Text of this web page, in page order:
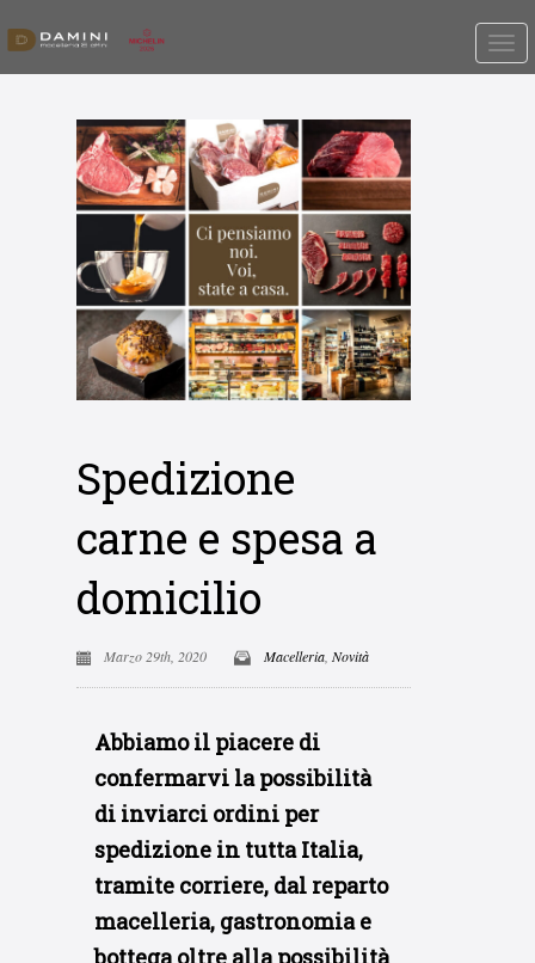
Spedizione
carne e spesa a
domicilio
Marzo 29th, 2020 Macelleria Novità
Abbiamo il piacere di
confermarvi la possibilità
di inviarci ordini per
spedizione in tutta Italia,
tramite corriere, dal reparto
macelleria, gastronomia e
bottega oltre alla possibilità